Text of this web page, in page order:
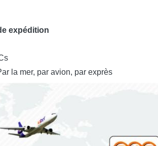
expédition
la mer, par avion, par exprès